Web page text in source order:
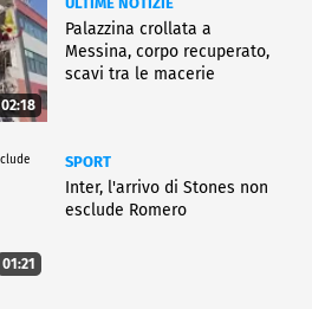
02:18
Palazzina crollata a
Messina, corpo recuperato,
scavi tra le macerie
01:21
SPORT
Inter, l'arrivo di Stones non
esclude Romero